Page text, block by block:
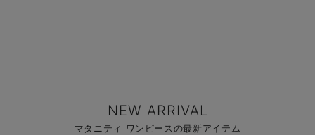
NEW ARRIVAL
マタニティ ワンピースの最新アイテム